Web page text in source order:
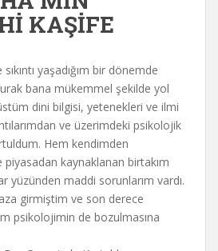
KAŞİFE
yaşadığım bir dönemde
bana mükemmel şekilde yol
dini bilgisi, yetenekleri ve ilmi
ve üzerimdeki psikolojik
Hem kendimden
kaynaklanan birtakım
yüzünden maddi sorunlarım vardı.
girmiştim ve son derece
psikolojimin de bozulmasına